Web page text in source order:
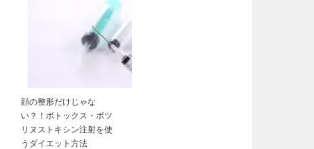
顔の整形だけじゃな
い？！ボトックス・ボツ
リヌストキシン注射を使
うダイエット方法